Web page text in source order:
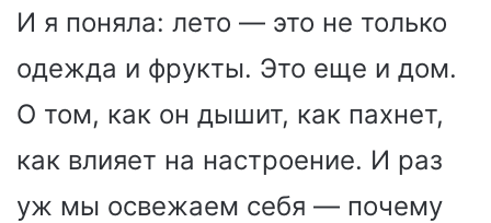
И я поняла: лето — это не только
одежда и фрукты. Это еще и дом.
О том, как он дышит, как пахнет,
как влияет на настроение. И раз
уж мы освежаем себя — почему